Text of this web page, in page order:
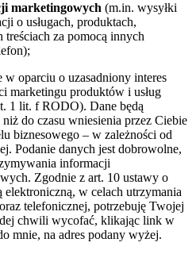
marketingowych (m.in. wysyłki
o usługach, produktach,
za pomocą innych
w oparciu o uzasadniony interes
marketingu produktów i usług
1 lit. f RODO). Dane będą
niż do czasu wniesienia przez Ciebie
biznesowego – w zależności od
Podanie danych jest dobrowolne,
informacji
Zgodnie z art. 10 ustawy o
elektroniczną, w celach utrzymania
telefonicznej, potrzebuję Twojej
chwili wycofać, klikając link w
mnie, na adres podany wyżej.